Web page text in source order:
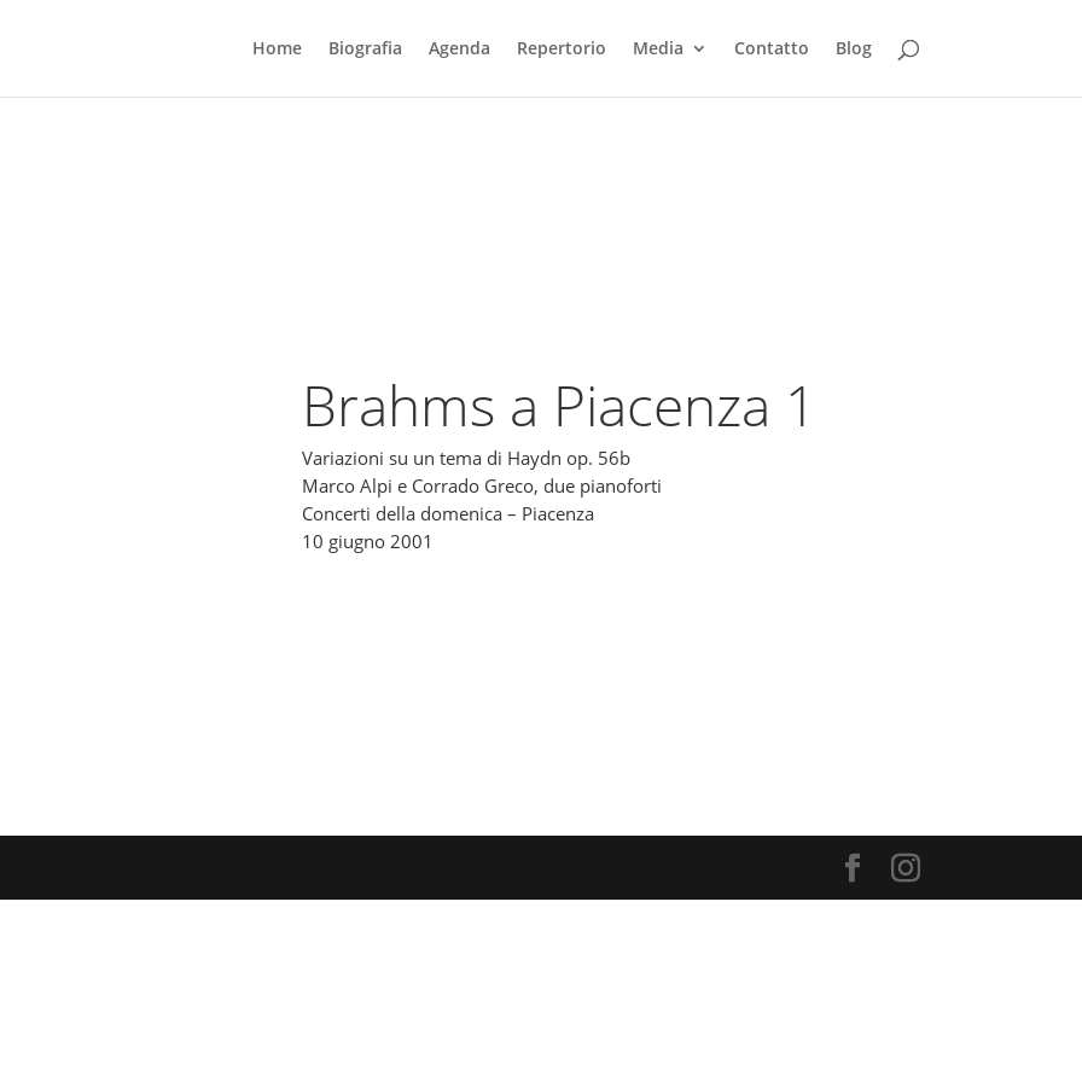
Home Biografia Agenda Repertorio Media Contatto Blog
Brahms a Piacenza 1
Variazioni su un tema di Haydn op. 56b
Marco Alpi e Corrado Greco, due pianoforti
Concerti della domenica – Piacenza
10 giugno 2001